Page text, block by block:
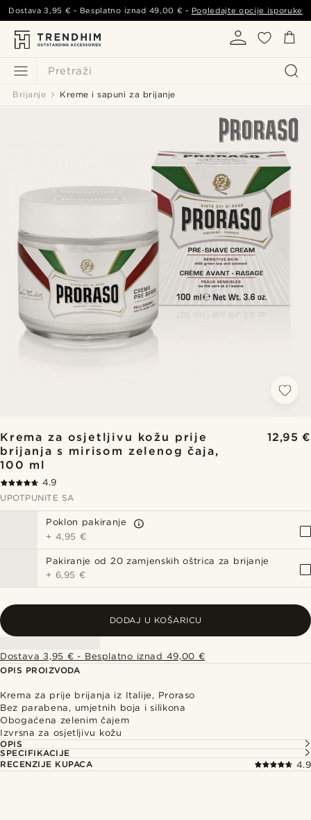
Pretraži
Dostava3,95 € - Besplatno iznad 49,00 € - Pogledajte opcije isporuke
Brijanje Kreme i sapuni za brijanje
Krema za osjetljivu kožu prije
brijanja s mirisom zelenog čaja,
100 ml
12,95 €
4.9
UPOTPUNITE SA
Poklon pakiranje
+ 4,95 €
Pakiranje od 20 zamjenskih oštrica za brijanje
+ 6,95 €
DODAJ U KOŠARICU
Dostava 3,95 € - Besplatno iznad 49,00 €
OPIS PROIZVODA
Krema za prije brijanja iz Italije, Proraso
Bez parabena, umjetnih boja i silikona
Obogaćena zelenim čajem
Izvrsna za osjetljivu kožu
OPIS
SPECIFIKACIJE
RECENZIJE KUPACA
4.9